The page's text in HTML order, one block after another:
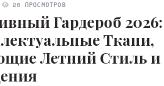
26 ПРОСМОТРОВ
Гардероб 2026:
Ткани,
Летний Стиль и